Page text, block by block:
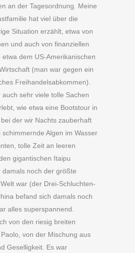
an der Tagesordnung. Meine
hat viel über die
Situation erzählt, etwa von
und auch von finanziellen
etwa dem US-Amerikanischen
(man war gegen ein
Freihandelsabkommen).
sehr viele tolle Sachen
wie etwa eine Bootstour in
der wir Nachts zauberhaft
Algen im Wasser
tolle Zeit an leeren
gigantischen Itaipu
damals noch der größte
war (der Drei-Schluchten-
befand sich damals noch
alles superspannend.
von den riesig breiten
von der Mischung aus
Geselligkeit. Es war